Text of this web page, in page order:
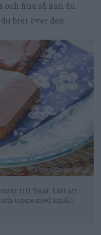
fina så kan du
brer över den.
till fikat. Lätt att
toppa med smält